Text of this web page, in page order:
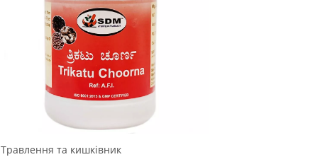
Травлення та кишківник